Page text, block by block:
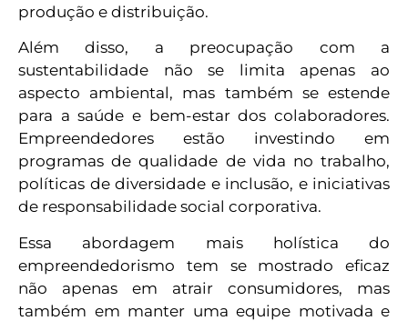
produção e distribuição.
Além disso, a preocupação com a
sustentabilidade não se limita apenas ao
aspecto ambiental, mas também se estende
para a saúde e bem-estar dos colaboradores.
Empreendedores estão investindo em
programas de qualidade de vida no trabalho,
políticas de diversidade e inclusão, e iniciativas
de responsabilidade social corporativa.
Essa abordagem mais holística do
empreendedorismo tem se mostrado eficaz
não apenas em atrair consumidores, mas
também em manter uma equipe motivada e